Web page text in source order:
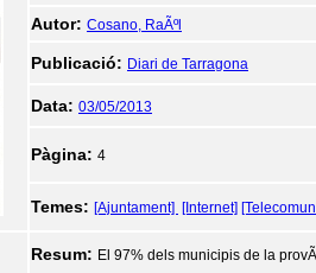
Autor: Cosano, RaÃºl
Publicació: Diari de Tarragona
Data: 03/05/2013
Pàgina: 4
Temes: [Ajuntament] [Internet]
Resum: El 97% dels municipis de la